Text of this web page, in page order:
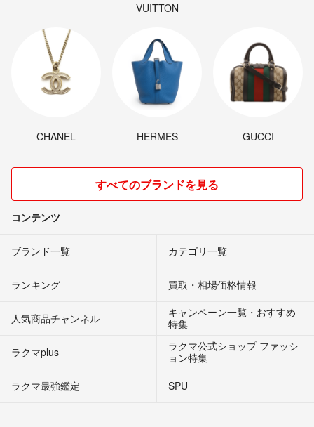
VUITTON
CHANEL HERMES GUCCI
すべてのブランドを見る
コンテンツ
ブランド一覧 カテゴリ一覧
ランキング 買取・相場価格情報
人気商品チャンネル
キャンペーン一覧・おすすめ
特集
ラクマplus
ラクマ公式ショップ ファッシ
ョン特集
ラクマ最強鑑定
SPU